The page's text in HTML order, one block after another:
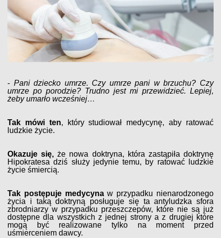
- Pani dziecko umrze. Czy umrze pani w brzuchu? Czy
umrze po porodzie? Trudno jest mi przewidzieć. Lepiej,
żeby umarło wcześniej…
Tak mówi ten, który studiował medycynę, aby ratować
ludzkie życie.
Okazuje się, że nowa doktryna, która zastąpiła doktrynę
Hipokratesa dziś służy jedynie temu, by ratować ludzkie
życie śmiercią.
Tak postępuje medycynaw przypadku nienarodzonego
życia i taką doktryną posługuje się ta antyludzka sfora
zbrodniarzy w przypadku przeszczepów, które nie są już
dostępne dla wszystkich z jednej strony a z drugiej które
mogą być realizowane tylko na moment przed
uśmierceniem dawcy.